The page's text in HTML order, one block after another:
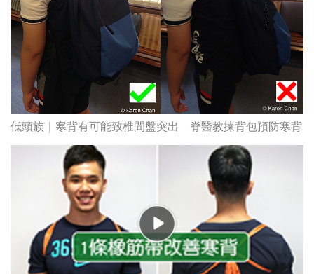
低頭族｜寒背有可能致椎間盤突出 脊醫教揀背包預防寒背